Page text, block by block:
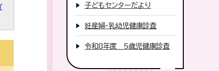
子どもセンターだより
妊産婦・乳幼児健康診査
令和8年度 5歳児健康診査